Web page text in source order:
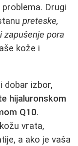
Drugi
preteske,
zapušenje pora
kože i
dobar izbor,
hijaluronskom
Q10.
vrata,
a ako je vaša